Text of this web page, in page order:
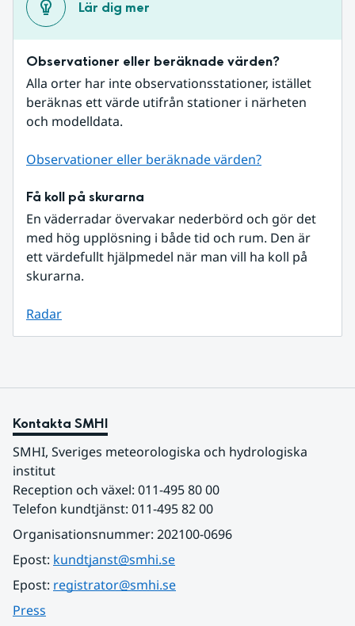
Lär dig mer
Observationer eller beräknade värden?
Alla orter har inte observationsstationer, istället
beräknas ett värde utifrån stationer i närheten
och modelldata.
Observationer eller beräknade värden?
Få koll på skurarna
En väderradar övervakar nederbörd och gör det
med hög upplösning i både tid och rum. Den är
ett värdefullt hjälpmedel när man vill ha koll på
skurarna.
Radar
Kontakta SMHI
SMHI, Sveriges meteorologiska och hydrologiska
institut
Reception och växel: 011-495 80 00
Telefon kundtjänst: 011-495 82 00
Organisationsnummer: 202100-0696
Epost: kundtjanst@smhi.se
Epost: registrator@smhi.se
Press